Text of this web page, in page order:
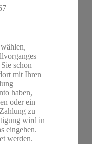
schon
mit Ihren
haben,
oder ein
zu
wird in
eingehen.
werden.